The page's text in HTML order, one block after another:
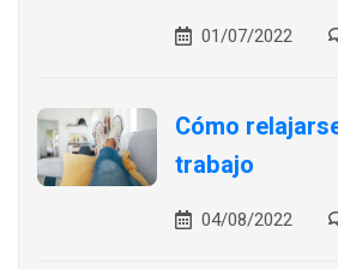
01/07/2022
Cómo
trabajo
04/08/2022